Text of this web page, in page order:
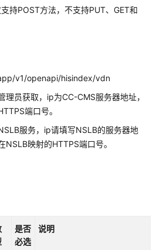
持POST方法，不支持PUT、GET和
v1/openapi/hisindex/vdn
理员获取，ip为CC-CMS服务器地址，
端口号。
服务，ip请填写NSLB的服务器地
映射的HTTPS端口号。
是否
必选
说明